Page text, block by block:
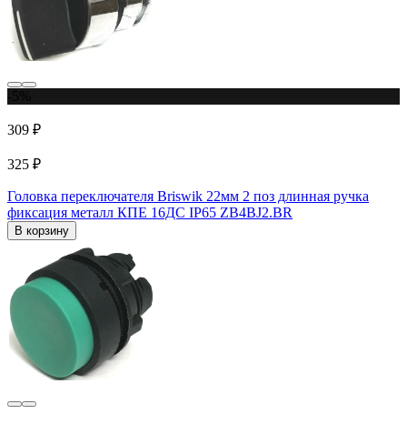
309 ₽
325 ₽
Головка переключателя Briswik 22мм 2 поз длинная ручка
фиксация металл КПЕ 16ДС IP65 ZB4BJ2.BR
В корзину